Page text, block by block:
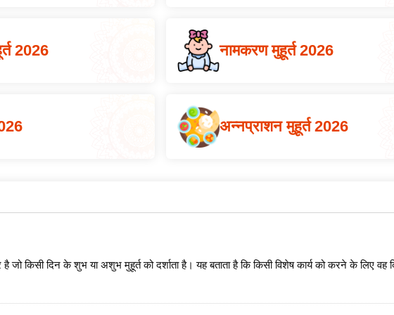
2026 नामकरण मुहूर्त 2026
अन्नप्राशन मुहूर्त 2026
जो किसी दिन के शुभ या अशुभ मुहूर्त को दर्शाता है। यह बताता है कि किसी विशेष कार्य को करने के लिए वह